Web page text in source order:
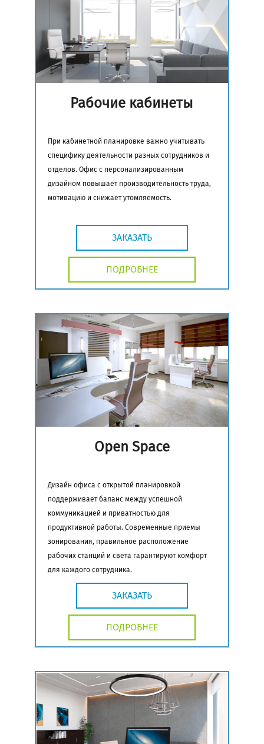
Рабочие кабинеты
При кабинетной планировке важно учитывать
специфику деятельности разных сотрудников и
отделов. Офис с персонализированным
дизайном повышает производительность труда,
мотивацию и снижает утомляемость.
ЗАКАЗАТЬ
ПОДРОБНЕЕ
Open Space
Дизайн офиса с открытой планировкой
поддерживает баланс между успешной
коммуникацией и приватностью для
продуктивной работы. Современные приемы
зонирования, правильное расположение
рабочих станций и света гарантируют комфорт
для каждого сотрудника.
ЗАКАЗАТЬ
ПОДРОБНЕЕ